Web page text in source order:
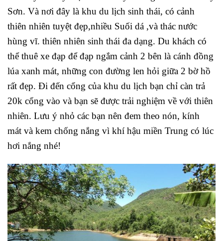
Sơn. Và nơi đây là khu du lịch sinh thái, có cảnh
thiên nhiên tuyệt đẹp,nhiều Suối dá ,và thác nước
hùng vĩ. thiên nhiên sinh thái đa dạng. Du khách có
thể thuê xe đạp để đạp ngắm cảnh 2 bên là cánh đồng
lúa xanh mát, những con đường len hỏi giữa 2 bờ hồ
rất đẹp. Đi đến cổng của khu du lịch bạn chỉ càn trả
20k cổng vào và bạn sẽ được trải nghiệm về với thiên
nhiên. Lưu ý nhỏ các bạn nên đem theo nón, kính
mát và kem chống nắng vì khí hậu miền Trung có lúc
hơi nắng nhé!